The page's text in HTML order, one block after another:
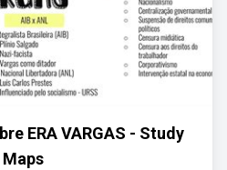
ERA VARGAS - Study
Maps